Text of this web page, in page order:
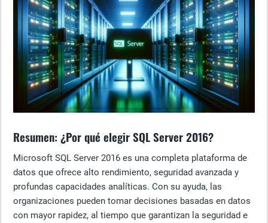
Resumen: ¿Por qué elegir SQL Server 2016?
Microsoft SQL Server 2016 es una completa plataforma de
datos que ofrece alto rendimiento, seguridad avanzada y
profundas capacidades analíticas. Con su ayuda, las
organizaciones pueden tomar decisiones basadas en datos
con mayor rapidez, al tiempo que garantizan la seguridad e